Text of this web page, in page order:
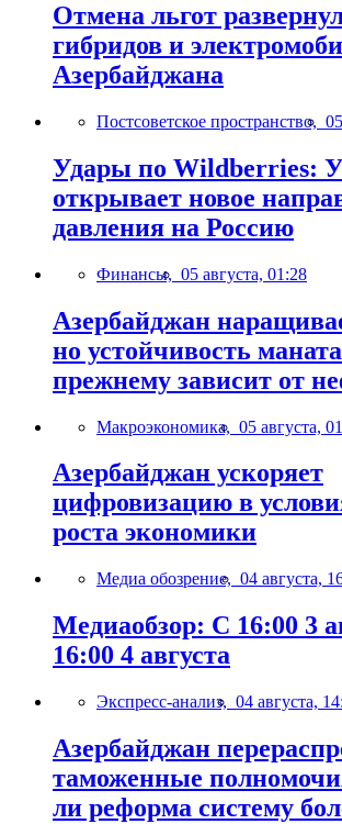
Отмена льгот
гибридов и
Азербайджана
Постсоветское пространство,
Удары по Wildberries:
открывает новое
давления на Россию
Финансы, 05 августа, 01:28
Азербайджан
но устойчивость
прежнему зависит от
Макроэкономика, 05 августа,
Азербайджан ускоряет
цифровизацию в
роста экономики
Медиа обозрение, 04 августа,
Медиаобзор: С 16:00 3
16:00 4 августа
Экспресс-анализ, 04 августа,
Азербайджан
таможенные
ли реформа систему